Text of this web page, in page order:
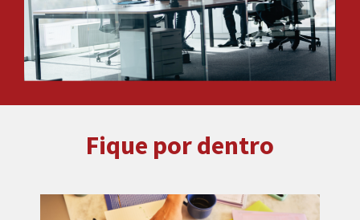
Fique por dentro